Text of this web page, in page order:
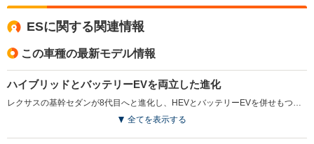
ESに関する関連情報
この車種の最新モデル情報
ハイブリッドとバッテリーEVを両立した進化
全てを表示する